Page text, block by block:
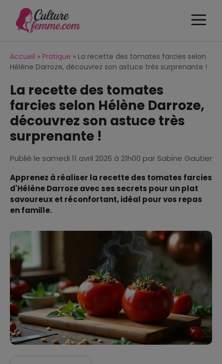
contenu
Accueil » Pratique » La recette des tomates farcies selon
Hélène Darroze, découvrez son astuce très surprenante !
La recette des tomates
farcies selon Hélène Darroze,
découvrez son astuce très
surprenante !
Publié le samedi 11 avril 2026 à 21h00 par Sabine Gautier
Apprenez à réaliser la recette des tomates farcies
d'Hélène Darroze avec ses secrets pour un plat
savoureux et réconfortant, idéal pour vos repas
en famille.